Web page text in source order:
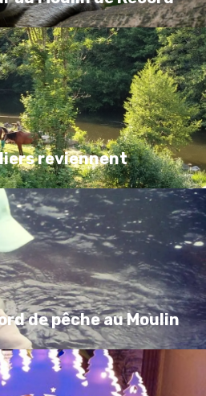
reviennent
de pêche au Moulin